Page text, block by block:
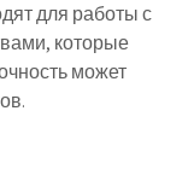
для работы с
которые
может